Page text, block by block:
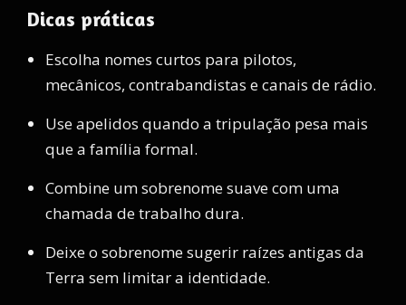
Dicas práticas
Escolha nomes curtos para pilotos,
mecânicos, contrabandistas e canais de rádio.
Use apelidos quando a tripulação pesa mais
que a família formal.
Combine um sobrenome suave com uma
chamada de trabalho dura.
Deixe o sobrenome sugerir raízes antigas da
Terra sem limitar a identidade.